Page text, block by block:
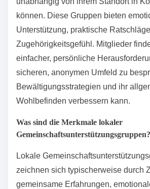
können. Diese Gruppen bieten
Unterstützung, praktische
Zugehörigkeitsgefühl. Mitglieder
einfacher, persönliche
sicheren, anonymen Umfeld zu
Bewältigungsstrategien und ihr
Wohlbefinden verbessern kann.
Was sind die Merkmale lokaler
Gemeinschaftsunterstützungsgruppen?
Lokale
zeichnen sich typischerweise durch
gemeinsame Erfahrungen,